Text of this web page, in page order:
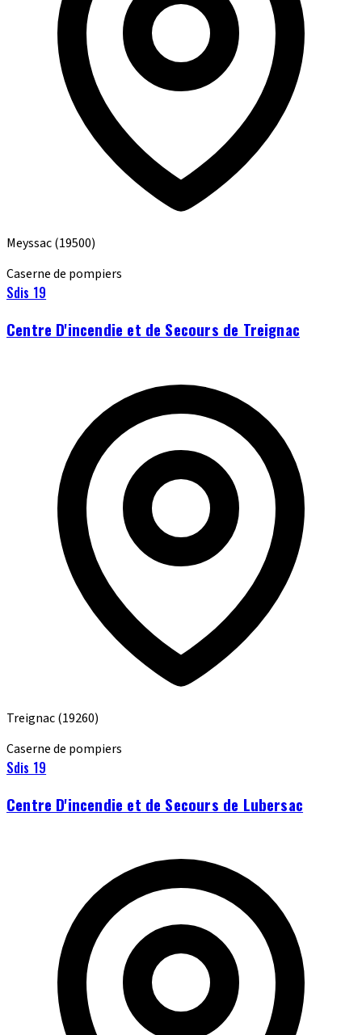
Meyssac(19500)
Caserne de pompiers
Sdis 19
Centre D'incendie et de Secours de Treignac
Treignac(19260)
Caserne de pompiers
Sdis 19
Centre D'incendie et de Secours de Lubersac